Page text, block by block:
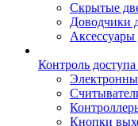
Скрытые
Доводчики
Аксессуары
Контроль доступа
Кнопки